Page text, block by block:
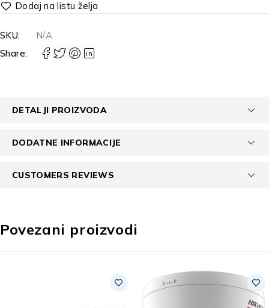
Alternative:
SKU:
N/A
Share:
DETALJI PROIZVODA
DODATNE INFORMACIJE
CUSTOMERS REVIEWS
Povezani proizvodi